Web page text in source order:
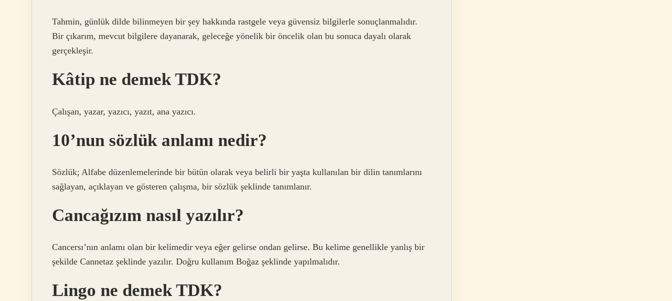
Tahmin, günlük dilde bilinmeyen bir şey hakkında rastgele veya güvensiz bilgilerle sonuçlanmalıdır.
Bir çıkarım, mevcut bilgilere dayanarak, geleceğe yönelik bir öncelik olan bu sonuca dayalı olarak
gerçekleşir.
Kâtip ne demek TDK?
Çalışan, yazar, yazıcı, yazıt, ana yazıcı.
10’nun sözlük anlamı nedir?
Sözlük; Alfabe düzenlemelerinde bir bütün olarak veya belirli bir yaşta kullanılan bir dilin tanımlarını
sağlayan, açıklayan ve gösteren çalışma, bir sözlük şeklinde tanımlanır.
Cancağızım nasıl yazılır?
Cancersı’nın anlamı olan bir kelimedir veya eğer gelirse ondan gelirse. Bu kelime genellikle yanlış bir
şekilde Cannetaz şeklinde yazılır. Doğru kullanım Boğaz şeklinde yapılmalıdır.
Lingo ne demek TDK?